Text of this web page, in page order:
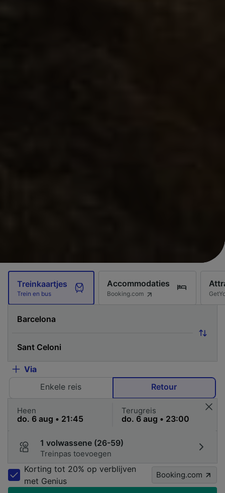
Treinkaartjes
Trein en bus
Accommodaties
Booking.com
Via
Enkele reis
Retour
Heen Terugreis
1 volwassene (26-59)
Treinpas toevoegen
Korting tot 20% op verblijven
met Genius
Booking.com